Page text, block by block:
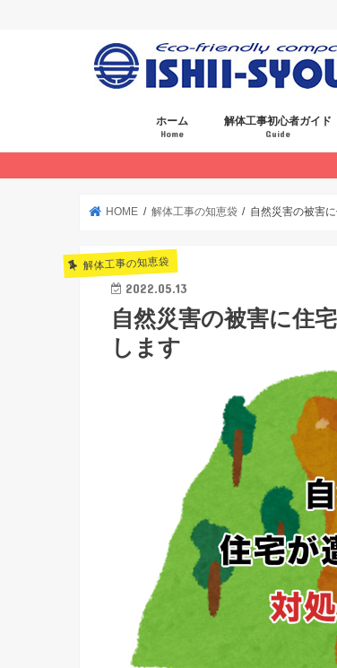
ホーム
Home
解体工事初心者ガイド
Guide
HOME 解体工事の知恵袋 自然災害の被害
解体工事の知恵袋
2022.05.13
自然災害の被害に住
します